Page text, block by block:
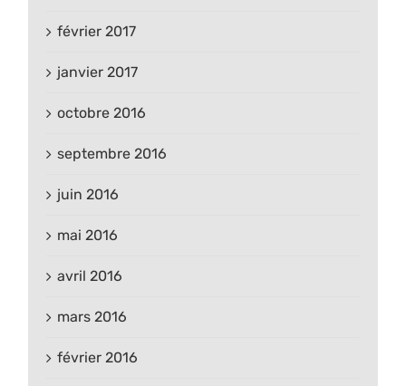
février 2017
janvier 2017
octobre 2016
septembre 2016
juin 2016
mai 2016
avril 2016
mars 2016
février 2016